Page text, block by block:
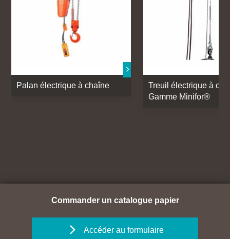
Palan électrique à chaîne
Treuil électrique à
Gamme Minifor®
Commander un catalogue papier
Accéder au formulaire